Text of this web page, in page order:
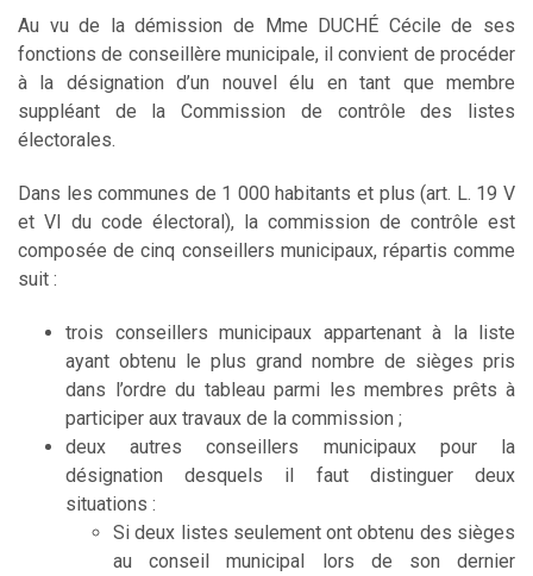
Au vu de la démission de Mme DUCHÉ Cécile de ses
fonctions de conseillère municipale, il convient de procéder
à la désignation d’un nouvel élu en tant que membre
suppléant de la Commission de contrôle des listes
électorales.
Dans les communes de 1 000 habitants et plus (art. L. 19 V
et VI du code électoral), la commission de contrôle est
composée de cinq conseillers municipaux, répartis comme
suit :
trois conseillers municipaux appartenant à la liste
ayant obtenu le plus grand nombre de sièges pris
dans l’ordre du tableau parmi les membres prêts à
participer aux travaux de la commission ;
deux autres conseillers municipaux pour la
désignation desquels il faut distinguer deux
situations :
Si deux listes seulement ont obtenu des sièges
au conseil municipal lors de son dernier